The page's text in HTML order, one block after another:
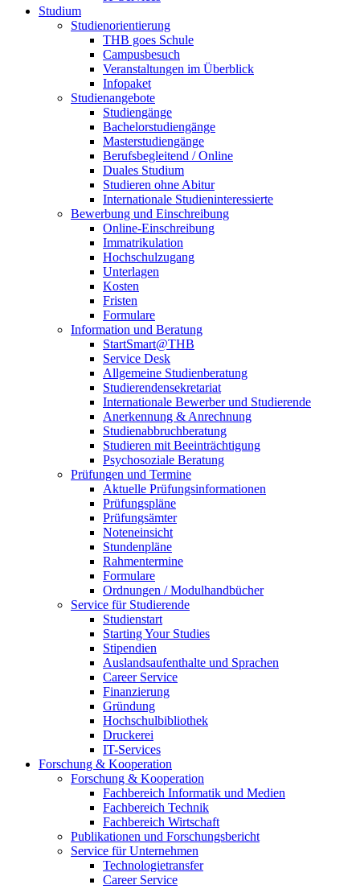
Studium
Studienorientierung
THB goes Schule
Campusbesuch
Veranstaltungen im Überblick
Infopaket
Studienangebote
Studiengänge
Bachelorstudiengänge
Masterstudiengänge
Berufsbegleitend / Online
Duales Studium
Studieren ohne Abitur
Internationale Studieninteressierte
Bewerbung und Einschreibung
Online-Einschreibung
Immatrikulation
Hochschulzugang
Unterlagen
Kosten
Fristen
Formulare
Information und Beratung
StartSmart@THB
Service Desk
Allgemeine Studienberatung
Studierendensekretariat
Internationale Bewerber und Studierende
Anerkennung & Anrechnung
Studienabbruchberatung
Studieren mit Beeinträchtigung
Psychosoziale Beratung
Prüfungen und Termine
Aktuelle Prüfungsinformationen
Prüfungspläne
Prüfungsämter
Noteneinsicht
Stundenpläne
Rahmentermine
Formulare
Ordnungen / Modulhandbücher
Service für Studierende
Studienstart
Starting Your Studies
Stipendien
Auslandsaufenthalte und Sprachen
Career Service
Finanzierung
Gründung
Hochschulbibliothek
Druckerei
IT-Services
Forschung & Kooperation
Forschung & Kooperation
Fachbereich Informatik und Medien
Fachbereich Technik
Fachbereich Wirtschaft
Publikationen und Forschungsbericht
Service für Unternehmen
Technologietransfer
Career Service